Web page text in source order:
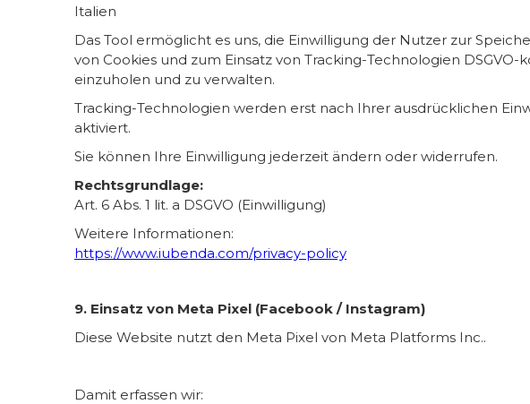
Italien
Das Tool ermöglicht es uns, die Einwilligung der Nutzer zur
von Cookies und zum Einsatz von Tracking-Technologien DSGVO-
einzuholen und zu verwalten.
Tracking-Technologien werden erst nach Ihrer ausdrücklichen
aktiviert.
Sie können Ihre Einwilligung jederzeit ändern oder widerrufen.
Rechtsgrundlage:
Art. 6 Abs. 1 lit. a DSGVO (Einwilligung)
Weitere Informationen:
https://www.iubenda.com/privacy-policy
9. Einsatz von Meta Pixel (Facebook / Instagram)
Diese Website nutzt den Meta Pixel von Meta Platforms Inc..
Damit erfassen wir: